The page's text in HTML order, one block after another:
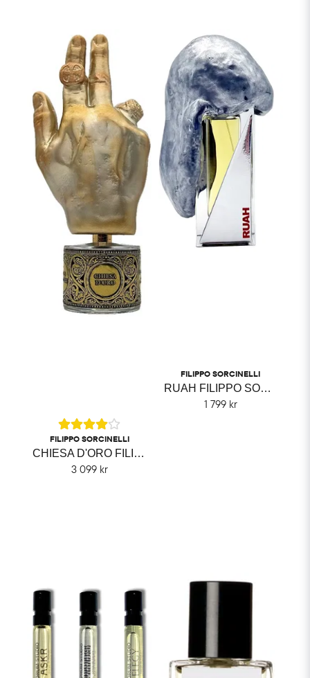
FILIPPO SORCINELLI
CHIESA D'ORO FILIPPO SORCINELLI
3 099 kr
FILIPPO SORCINELLI
RUAH FILIPPO SORCINELLI
1 799 kr